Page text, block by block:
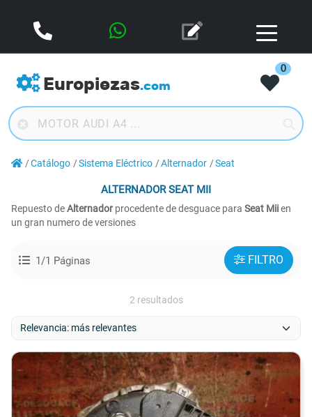
Europiezas.com
0
Catálogo Sistema Eléctrico Alternador Seat
ALTERNADORSEAT MII
Repuesto deAlternador procedente de desguace para Seat Miien
un gran numero de versiones
1/1 Páginas FILTRO
2 resultados